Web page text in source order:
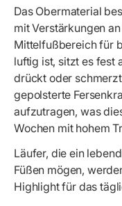
Das Obermaterial
mit Verstärkungen
Mittelfußbereich für
luftig ist, sitzt es fest
drückt oder
gepolsterte
aufzutragen, was
Wochen mit hohem
Läufer, die ein
Füßen mögen,
Highlight für das